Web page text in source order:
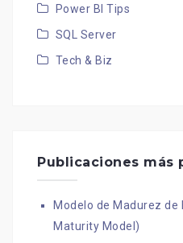
Power BI Tips
SQL Server
Tech & Biz
Publicaciones más
Modelo de Madurez de
Maturity Model)